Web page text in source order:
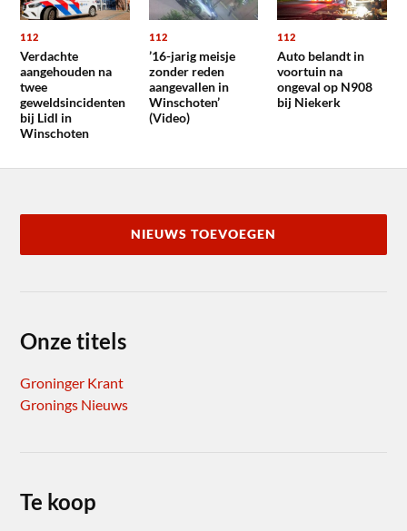
112
Verdachte
aangehouden na
twee
geweldsincidenten
bij Lidl in
Winschoten
112
’16-jarig meisje
zonder reden
aangevallen in
Winschoten’
(Video)
112
Auto belandt in
voortuin na
ongeval op N908
bij Niekerk
NIEUWS TOEVOEGEN
Onze titels
Groninger Krant
Gronings Nieuws
Te koop